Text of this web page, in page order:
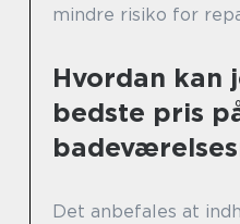
mindre risiko for
Hvordan kan
bedste pris
Det anbefales at